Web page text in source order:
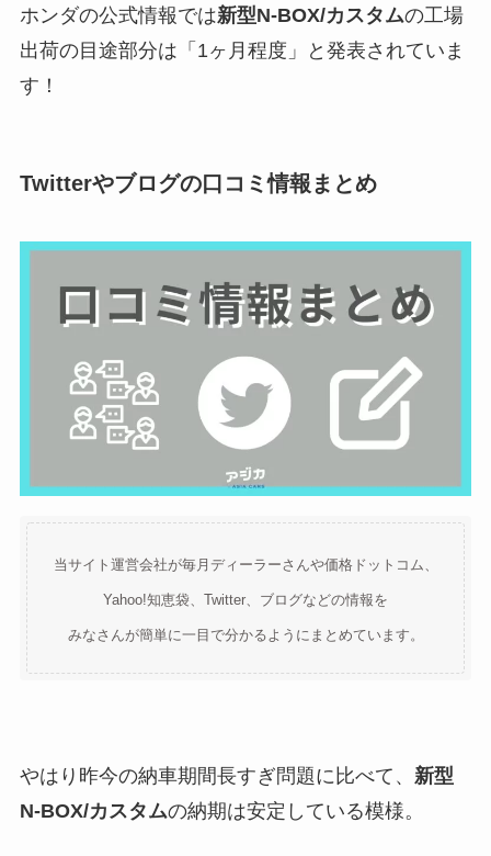
ホンダの公式情報では新型N-BOX/カスタムの工場
出荷の目途部分は「1ヶ月程度」と発表されていま
す！
Twitterやブログの口コミ情報まとめ
当サイト運営会社が毎月ディーラーさんや価格ドットコム、
Yahoo!知恵袋、Twitter、ブログなどの情報を
みなさんが簡単に一目で分かるようにまとめています。
やはり昨今の納車期間長すぎ問題に比べて、 新型
N-BOX/カスタムの納期は安定している模様。